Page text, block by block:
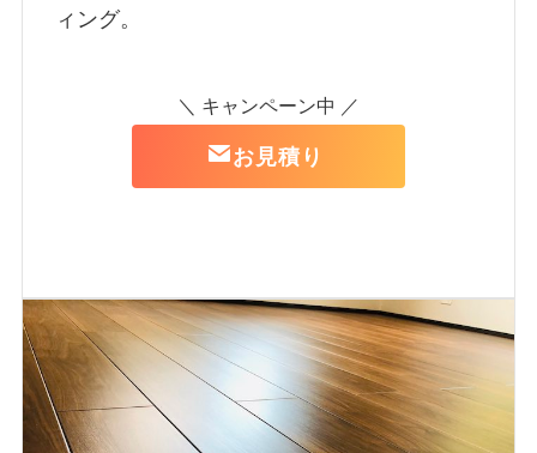
ィング。
＼ キャンペーン中 ／
お見積り